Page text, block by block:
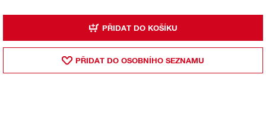
PŘIDAT DO KOŠÍKU
PŘIDAT DO OSOBNÍHO SEZNAMU